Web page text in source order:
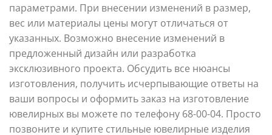
параметрами. При внесении изменений в размер,
вес или материалы цены могут отличаться от
указанных. Возможно внесение изменений в
предложенный дизайн или разработка
эксклюзивного проекта. Обсудить все нюансы
изготовления, получить исчерпывающие ответы на
ваши вопросы и оформить заказ на изготовление
ювелирных вы можете по телефону 68-00-04. Просто
позвоните и купите стильные ювелирные изделия